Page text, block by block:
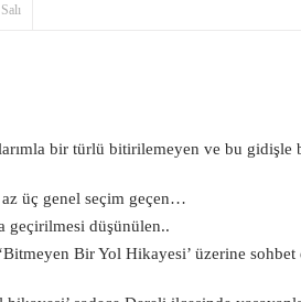
bir türlü bitirilemeyen ve bu
üç genel seçim geçen…
geçirilmesi düşünülen..
Bir Yol Hikayesi’ üzerine sohbet